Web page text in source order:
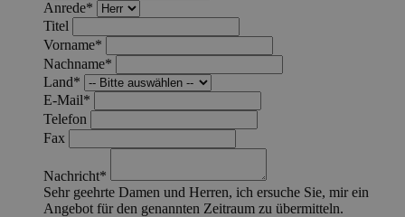
Anrede*
Titel
Vorname*
Nachname*
Land*
E-Mail*
Telefon
Fax
Nachricht*
Sehr geehrte Damen und Herren, ich ersuche Sie, mir ein
Angebot für den genannten Zeitraum zu übermitteln.